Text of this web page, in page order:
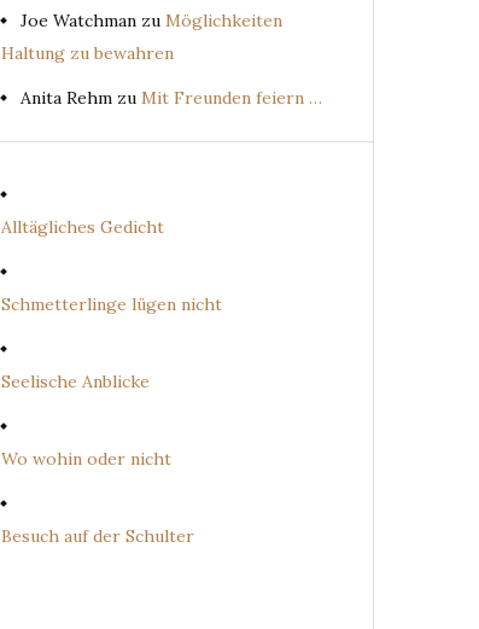
Joe Watchman zu Möglichkeiten
Haltung zu bewahren
Anita Rehm zu Mit Freunden feiern …
Alltägliches Gedicht
Schmetterlinge lügen nicht
Seelische Anblicke
Wo wohin oder nicht
Besuch auf der Schulter